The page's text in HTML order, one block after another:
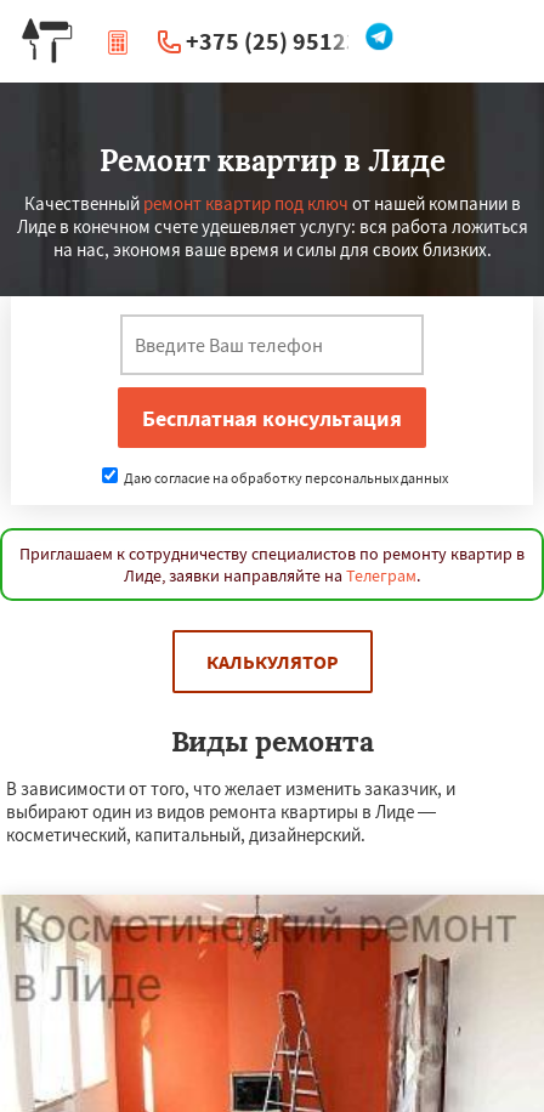
+375 (25) 951234
| Перезвоните мне
Ремонт квартир в Лиде
Качественный ремонт квартир под ключ от нашей компании в
Лиде в конечном счете удешевляет услугу: вся работа ложиться
на нас, экономя ваше время и силы для своих близких.
Даю согласие на обработку персональных данных
Приглашаем к сотрудничеству специалистов по ремонту квартир в
Лиде, заявки направляйте на Телеграм.
КАЛЬКУЛЯТОР
Виды ремонта
В зависимости от того, что желает изменить заказчик, и
выбирают один из видов ремонта квартиры в Лиде —
косметический, капитальный, дизайнерский.